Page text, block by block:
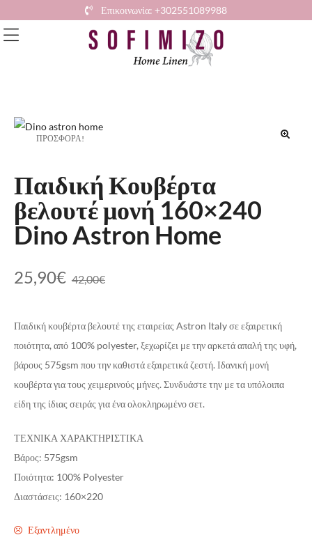
Επικοινωνία: +302551089988
ΠΡΟΣΦΟΡΆ!
Παιδική Κουβέρτα
βελουτέ μονή 160×240
Dino Astron Home
42,00€
25,90€
Παιδική κουβέρτα βελουτέ της εταιρείας Astron Italy σε εξαιρετική
ποιότητα, από 100% polyester, ξεχωρίζει με την αρκετά απαλή της υφή,
βάρους 575gsm που την καθιστά εξαιρετικά ζεστή. Ιδανική μονή
κουβέρτα για τους χειμερινούς μήνες. Συνδυάστε την με τα υπόλοιπα
είδη της ίδιας σειράς για ένα ολοκληρωμένο σετ.
ΤΕΧΝΙΚΑ ΧΑΡΑΚΤΗΡΙΣΤΙΚΑ
Βάρος: 575gsm
Ποιότητα: 100% Polyester
Διαστάσεις: 160×220
Εξαντλημένο